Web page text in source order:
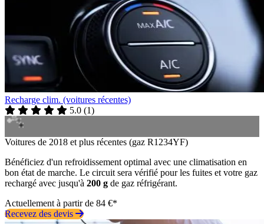
Recharge clim. (voitures récentes)
5.0 (1)
Voitures de 2018 et plus récentes (gaz R1234YF)
Bénéficiez d'un refroidissement optimal avec une climatisation en
bon état de marche. Le circuit sera vérifié pour les fuites et votre gaz
rechargé avec jusqu'à 200 g de gaz réfrigérant.
Actuellement à partir de 84 €*
Recevez des devis